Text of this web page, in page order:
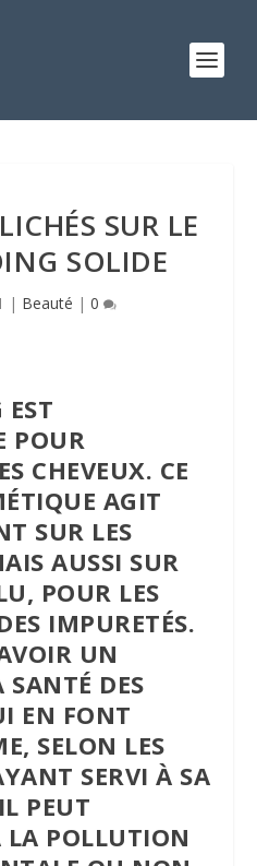
SUR LE
SOLIDE
| Beauté | 0
POUR
CHEVEUX. CE
AGIT
SUR LES
AUSSI SUR
POUR LES
IMPURETÉS.
UN
DES
EN FONT
SELON LES
SERVI À SA
PEUT
POLLUTION